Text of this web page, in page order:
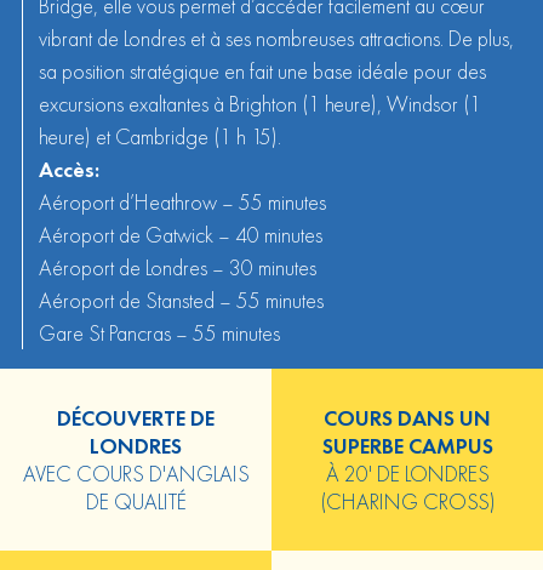
vibrant de Londres et à ses nombreuses attractions. De plus,
sa position stratégique en fait une base idéale pour des
excursions exaltantes à Brighton (1 heure), Windsor (1
heure) et Cambridge (1 h 15).
Accès:
Aéroport d’Heathrow – 55 minutes
Aéroport de Gatwick – 40 minutes
Aéroport de Londres – 30 minutes
Aéroport de Stansted – 55 minutes
Gare St Pancras – 55 minutes
DÉCOUVERTE DE
LONDRES
AVEC COURS D'ANGLAIS
DE QUALITÉ
COURS DANS UN
SUPERBE CAMPUS
À 20' DE LONDRES
(CHARING CROSS)